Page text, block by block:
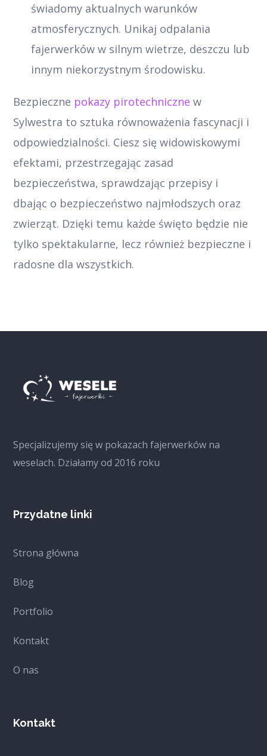
świadomy aktualnych warunków
atmosferycznych. Unikaj odpalania
fajerwerków w silnym wietrze, deszczu lub
innym niekorzystnym środowisku.
Bezpieczne pokazy pirotechniczne w
Sylwestra to sztuka równoważenia fascynacji i
odpowiedzialności. Ciesz się widowiskowymi
efektami, przestrzegając zasad
bezpieczeństwa, sprawdzając przepisy i
dbając o bezpieczeństwo najmłodszych oraz
zwierząt. Dzięki temu każde święto będzie nie
tylko spektakularne, lecz również bezpieczne i
radosne dla wszystkich.
Specjalizujemy się w pokazach fajerwerków na
weselach. Działamy od 2016 roku
Przydatne linki
Strona główna
Blog
Portfolio
Kontakt
O nas
Kontakt